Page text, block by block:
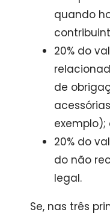
quando
20% do
de
exemplo);
20% do
do não
legal.
Se, nas três